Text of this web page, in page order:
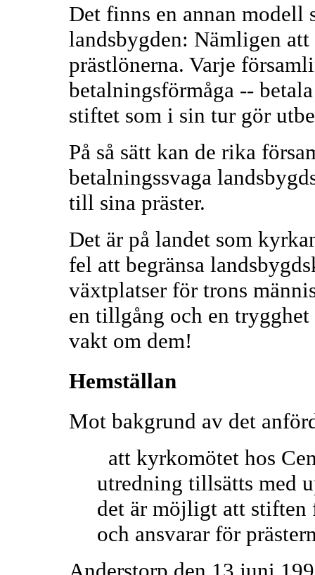
Det finns en annan
landsbygden: Nämligen
prästlönerna. Varje
betalningsförmåga --
stiftet som i sin tur gör
På så sätt kan de rika
betalningssvaga
till sina präster.
Det är på landet som
fel att begränsa
växtplatser för trons
en tillgång och en
vakt om dem!
Hemställan
Mot bakgrund av det
att kyrkomötet hos
utredning tillsätts med
det är möjligt att stiften
och ansvarar för